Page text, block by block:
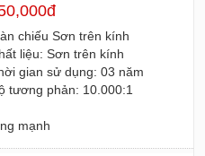
chiếu Sơn trên kính
liệu: Sơn trên kính
gian sử dụng: 03 năm
tương phản: 10.000:1
mạnh